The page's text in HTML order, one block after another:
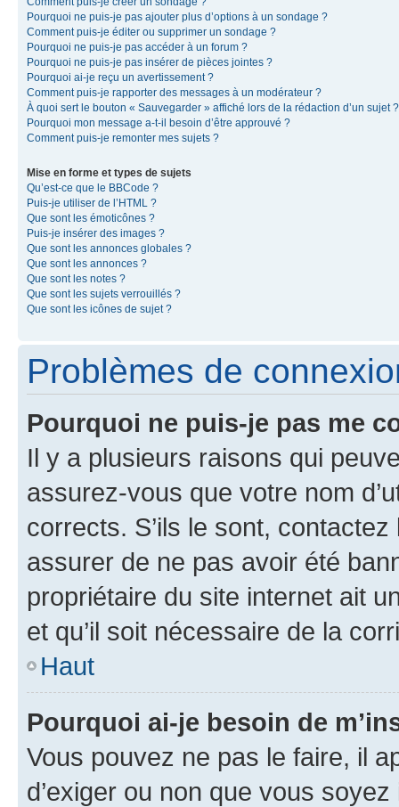
Pourquoi ne puis-je pas ajouter plus d’options à un sondage ?
Comment puis-je éditer ou supprimer un sondage ?
Pourquoi ne puis-je pas accéder à un forum ?
Pourquoi ne puis-je pas insérer de pièces jointes ?
Pourquoi ai-je reçu un avertissement ?
Comment puis-je rapporter des messages à un modérateur ?
À quoi sert le bouton « Sauvegarder » affiché lors de la rédaction d’un sujet ?
Pourquoi mon message a-t-il besoin d’être approuvé ?
Comment puis-je remonter mes sujets ?
Mise en forme et types de sujets
Qu’est-ce que le BBCode ?
Puis-je utiliser de l’HTML ?
Que sont les émoticônes ?
Puis-je insérer des images ?
Que sont les annonces globales ?
Que sont les annonces ?
Que sont les notes ?
Que sont les sujets verrouillés ?
Que sont les icônes de sujet ?
Problèmes de
Pourquoi ne puis-je pas me
Il y a plusieurs raisons qui
assurez-vous que votre nom
corrects. S’ils le sont,
assurer de ne pas avoir été
propriétaire du site internet ait
et qu’il soit nécessaire de la
Haut
Pourquoi ai-je besoin de
Vous pouvez ne pas le faire, il
d’exiger ou non que vous